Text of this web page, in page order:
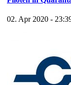
02. Apr 2020 -